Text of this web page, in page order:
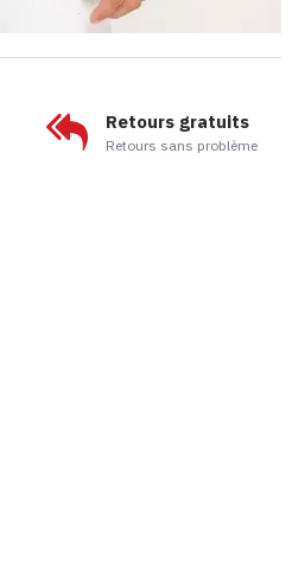
Retours gratuits
Retours sans problème